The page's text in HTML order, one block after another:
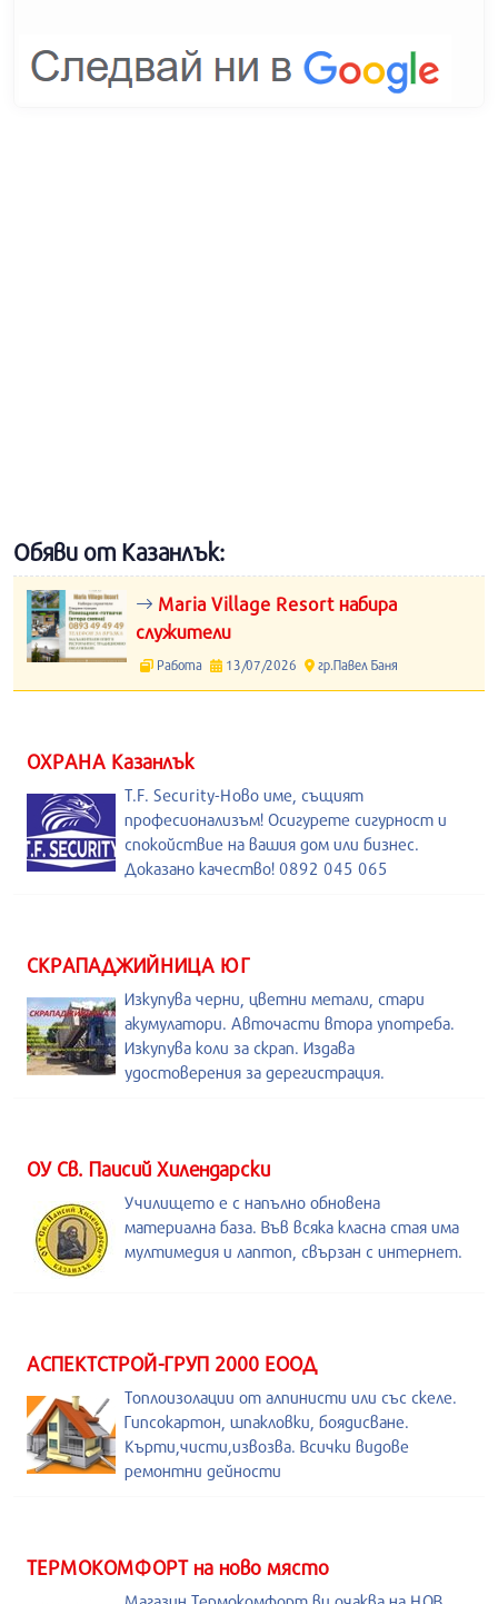
Обяви от Казанлък:
Maria Village Resort набира
служители
Работа 13/07/2026 гр.Павел Баня
ОХРАНА Казанлък
T.F. Security-Ново име, същият
професионализъм! Осигурете сигурност и
спокойствие на вашия дом или бизнес.
Доказано качество! 0892 045 065
СКРАПАДЖИЙНИЦА ЮГ
Изкупува черни, цветни метали, стари
акумулатори. Авточасти втора употреба.
Изкупува коли за скрап. Издава
удостоверения за дерегистрация.
ОУ Св. Паисий Хилендарски
Училището е с напълно обновена
материална база. Във всяка класна стая има
мултимедия и лаптоп, свързан с интернет.
АСПЕКТСТРОЙ-ГРУП 2000 ЕООД
Топлоизолации от алпинисти или със скеле.
Гипсокартон, шпакловки, боядисване.
Кърти,чисти,извозва. Всички видове
ремонтни дейности
ТЕРМОКОМФОРТ на ново място